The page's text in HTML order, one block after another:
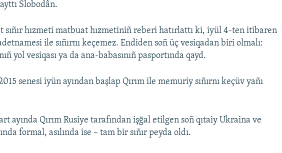
Slobodân.
sıñır hızmeti matbuat hızmetiniñ reberi hatırlattı ki, iyül 4-ten itibaren
ile sıñırnı keçemez. Endiden soñ üç vesiqadan biri olmalı:
yol vesiqası ya da ana-babasınıñ pasportında qayd.
senesi iyün ayından başlap Qırım ile memuriy sıñırnı keçüv yañı
ayında Qırım Rusiye tarafından işğal etilgen soñ qıtaiy Ukraina ve
formal, asılında ise – tam bir sıñır peyda oldı.